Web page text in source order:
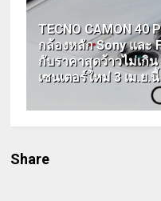
TECNO CAMON 40
กล้องหลัก Sony และ
กับราคาสุดว้าวไม่เกิ
เซนเตอร์ใหม่ 3 เม.ย.
Share